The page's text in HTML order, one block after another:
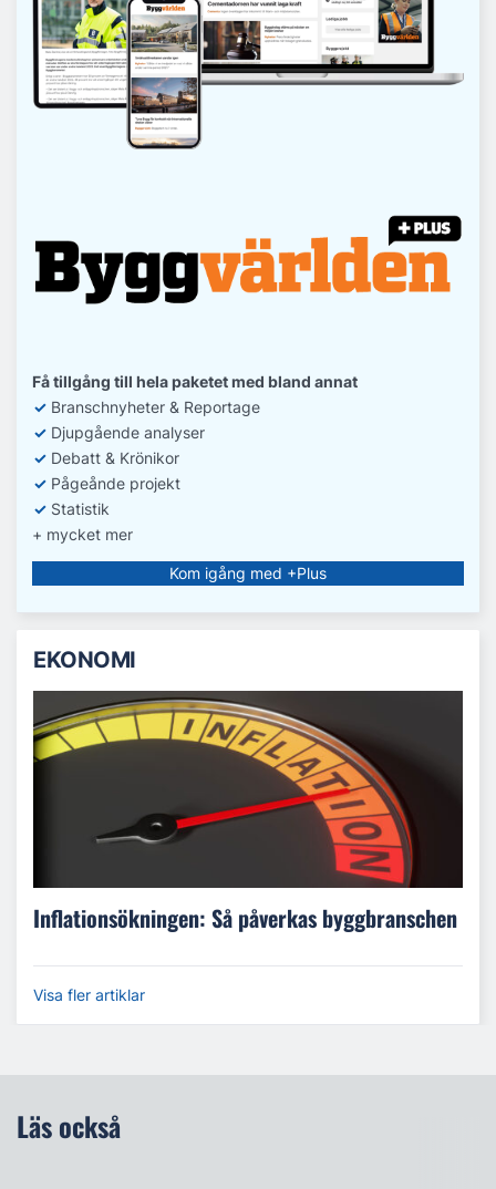
Få tillgång till hela paketet med bland annat
✓ Branschnyheter & Reportage
✓ Djupgående analyser
✓ Debatt & Krönikor
✓ Pågeånde projekt
✓ Statistik
+ mycket mer
Kom igång med +Plus
EKONOMI
Inflationsökningen: Så påverkas byggbranschen
Visa fler artiklar
Läs också